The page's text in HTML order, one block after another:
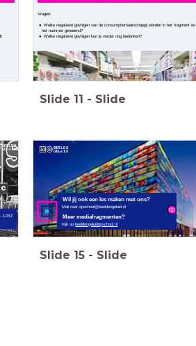
Vragen:
Welke negatieve gevolgen van de consumptiemaatschappij werden in het fragment en
het nummer genoemd?
Welke negatieve gevolgen kun je verder nog bedenken?
Slide 11 - Slide
Lost
Meer mediafragmenten?
Kijk opbeeldengeluidopschool.nl
Mail naar opschool@beeldengeluid.nl
Wil jij ook een les maken met ons?
Slide 15 - Slide